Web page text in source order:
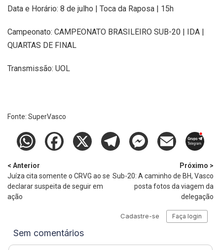
Data e Horário: 8 de julho | Toca da Raposa | 15h
Campeonato: CAMPEONATO BRASILEIRO SUB-20 | IDA |
QUARTAS DE FINAL
Transmissão: UOL
Fonte: SuperVasco‎‎‎‎‎‎
< Anterior
Juíza cita somente o CRVG ao se
declarar suspeita de seguir em
ação
Próximo >
Sub-20: A caminho de BH, Vasco
posta fotos da viagem da
delegação